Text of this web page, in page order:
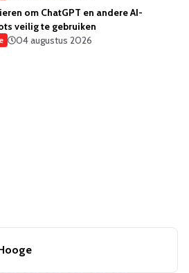
om ChatGPT en andere AI-
veilig te gebruiken
04 augustus 2026